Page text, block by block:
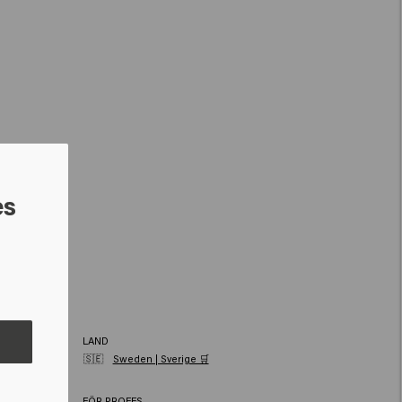
LAND
🇸🇪
Sweden | Sverige 🛒